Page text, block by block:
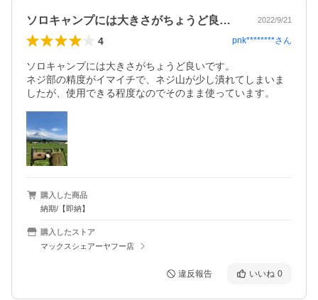
ソロキャンプには大きさがちょうど良いで… 2022/9/21
4 pnk********さん
ソロキャンプには大きさがちょうど良いです。
ネジ部の精度がイマイチで、ネジ山が少し潰れてしまいま
したが、使用できる程度なのでそのまま使っています。
購入した商品
納期/【即納】
購入したストア
マックスシェアーヤフー店
違反報告 いいね 0